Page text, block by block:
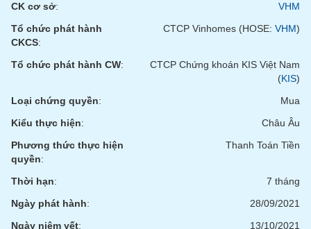
CK cơ sở:
VHM
Tổ chức phát hành
CKCS:
CTCP Vinhomes (HOSE: VHM)
Tổ chức phát hành CW:
CTCP Chứng khoán KIS Việt Nam
(KIS)
Loại chứng quyền:
Mua
Kiểu thực hiện:
Châu Âu
Phương thức thực hiện
quyền:
Thanh Toán Tiền
Thời hạn:
7 tháng
Ngày phát hành:
28/09/2021
Ngày niêm yết: 13/10/2021